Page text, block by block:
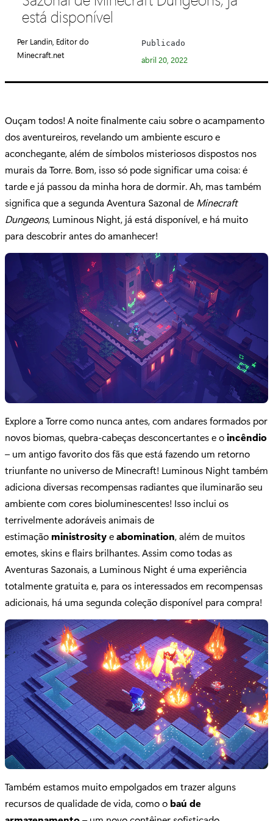
g
r
a
está disponível
Per Landin, Editor do
Minecraft.net
Publicado
abril 20, 2022
Ouçam todos! A noite finalmente caiu sobre o acampamento
dos aventureiros, revelando um ambiente escuro e
aconchegante, além de símbolos misteriosos dispostos nos
murais da Torre. Bom, isso só pode significar uma coisa: é
tarde e já passou da minha hora de dormir. Ah, mas também
significa que a segunda Aventura Sazonal de Minecraft
Dungeons, Luminous Night, já está disponível, e há muito
para descobrir antes do amanhecer!
Explore a Torre como nunca antes, com andares formados por
novos biomas, quebra-cabeças desconcertantes e oincêndio
– um antigo favorito dos fãs que está fazendo um retorno
triunfante no universo de Minecraft! Luminous Night também
adiciona diversas recompensas radiantes que iluminarão seu
ambiente com cores bioluminescentes! Isso inclui os
terrivelmente adoráveis animais de
estimação ministrosityeabomination, além de muitos
emotes, skins e flairs brilhantes. Assim como todas as
Aventuras Sazonais, a Luminous Night é uma experiência
totalmente gratuita e, para os interessados em recompensas
adicionais, há uma segunda coleção disponível para compra!
Também estamos muito empolgados em trazer alguns
recursos de qualidade de vida, como o baú de